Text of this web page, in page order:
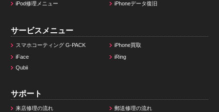
iPod修理メニュー iPhoneデータ復旧
サービスメニュー
スマホコーティング G-PACK
iPhone買取
iFace
iRing
Qubii
サポート
来店修理の流れ 郵送修理の流れ